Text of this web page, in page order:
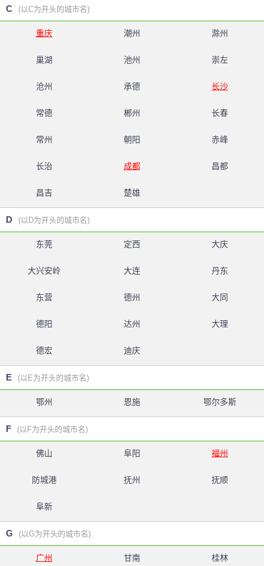
C (以C为开头的城市名)
重庆 潮州 滁州
巢湖 池州 崇左
沧州 承德 长沙
常德 郴州 长春
常州 朝阳 赤峰
长治 成都 昌都
昌吉 楚雄
D (以D为开头的城市名)
东莞 定西 大庆
大兴安岭 大连 丹东
东营 德州 大同
德阳 达州 大理
德宏 迪庆
E (以E为开头的城市名)
鄂州 恩施 鄂尔多斯
F (以F为开头的城市名)
佛山 阜阳 福州
防城港 抚州 抚顺
阜新
G (以G为开头的城市名)
广州 甘南 桂林